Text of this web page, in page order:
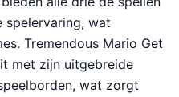
spelervaring, wat
Tremendous Mario Get
met zijn uitgebreide
wat zorgt